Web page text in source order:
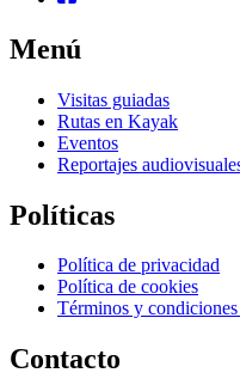
Menú
Visitas guiadas
Rutas en Kayak
Eventos
Reportajes
Políticas
Política de privacidad
Política de cookies
Términos y condiciones
Contacto